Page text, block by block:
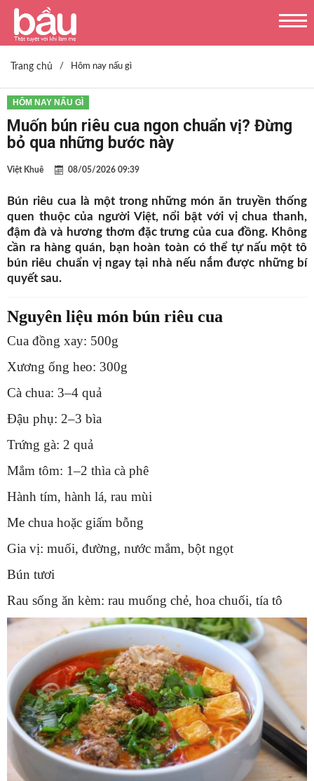
Trang chủ / Hôm nay nấu gì
HÔM NAY NẤU GÌ
Muốn bún riêu cua ngon chuẩn vị? Đừng
bỏ qua những bước này
Việt Khuê 08/05/2026 09:39
Bún riêu cua là một trong những món ăn truyền thống
quen thuộc của người Việt, nổi bật với vị chua thanh,
đậm đà và hương thơm đặc trưng của cua đồng. Không
cần ra hàng quán, bạn hoàn toàn có thể tự nấu một tô
bún riêu chuẩn vị ngay tại nhà nếu nắm được những bí
quyết sau.
Nguyên liệu món bún riêu cua
Cua đồng xay: 500g
Xương ống heo: 300g
Cà chua: 3–4 quả
Đậu phụ: 2–3 bìa
Trứng gà: 2 quả
Mắm tôm: 1–2 thìa cà phê
Hành tím, hành lá, rau mùi
Me chua hoặc giấm bỗng
Gia vị: muối, đường, nước mắm, bột ngọt
Bún tươi
Rau sống ăn kèm: rau muống chẻ, hoa chuối, tía tô